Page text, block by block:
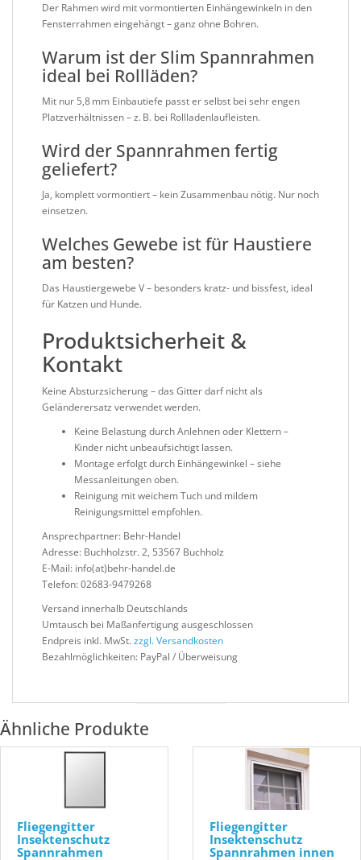
Der Rahmen wird mit vormontierten Einhängewinkeln in den
Fensterrahmen eingehängt – ganz ohne Bohren.
Warum ist der Slim Spannrahmen
ideal bei Rollläden?
Mit nur 5,8 mm Einbautiefe passt er selbst bei sehr engen
Platzverhältnissen – z. B. bei Rollladenlaufleisten.
Wird der Spannrahmen fertig
geliefert?
Ja, komplett vormontiert – kein Zusammenbau nötig. Nur noch
einsetzen.
Welches Gewebe ist für Haustiere
am besten?
Das Haustiergewebe V – besonders kratz- und bissfest, ideal
für Katzen und Hunde.
Produktsicherheit &
Kontakt
Keine Absturzsicherung – das Gitter darf nicht als
Geländerersatz verwendet werden.
Keine Belastung durch Anlehnen oder Klettern –
Kinder nicht unbeaufsichtigt lassen.
Montage erfolgt durch Einhängewinkel – siehe
Messanleitungen oben.
Reinigung mit weichem Tuch und mildem
Reinigungsmittel empfohlen.
Ansprechpartner: Behr-Handel
Adresse: Buchholzstr. 2, 53567 Buchholz
E-Mail: info(at)behr-handel.de
Telefon: 02683-9479268
Versand innerhalb Deutschlands
Umtausch bei Maßanfertigung ausgeschlossen
Endpreis inkl. MwSt.zzgl. Versandkosten
Bezahlmöglichkeiten: PayPal / Überweisung
Ähnliche Produkte
Fliegengitter
Insektenschutz
Spannrahmen
Fliegengitter
Insektenschutz
Spannrahmen innen